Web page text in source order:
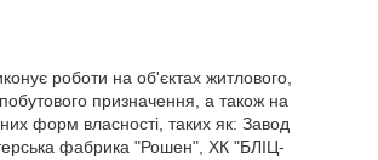
роботи на об'єктах житлового,
призначення, а також на
форм власності, таких як: Завод
фабрика "Рошен", ХК "БЛІЦ-